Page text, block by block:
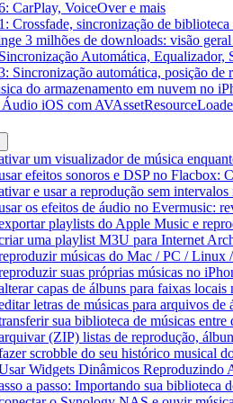
CarPlay, VoiceOver e mais
Crossfade, sincronização de biblioteca
3 milhões de downloads: visão geral
Automática, Equalizador,
Sincronização automática, posição de
do armazenamento em nuvem no
Áudio iOS com
um visualizador de música
efeitos sonoros e DSP no Flacbox:
e usar a reprodução sem
os efeitos de áudio no Evermusic:
playlists do Apple Music e
uma playlist M3U para Internet
músicas do Mac / PC /
suas próprias músicas no
capas de álbuns para faixas
letras de músicas para arquivos
sua biblioteca de músicas
(ZIP) listas de reprodução,
scrobble do seu histórico musical
Widgets Dinâmicos Reproduzindo
a passo: Importando sua biblioteca